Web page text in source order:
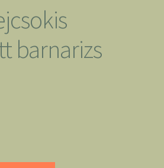
barnarizs